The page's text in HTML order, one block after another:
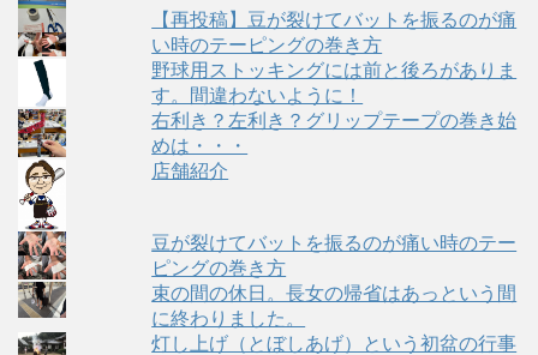
【再投稿】豆が裂けてバットを振るのが痛
い時のテーピングの巻き方
野球用ストッキングには前と後ろがありま
す。間違わないように！
右利き？左利き？グリップテープの巻き始
めは・・・
店舗紹介
豆が裂けてバットを振るのが痛い時のテー
ピングの巻き方
束の間の休日。長女の帰省はあっという間
に終わりました。
灯し上げ（とぼしあげ）という初盆の行事